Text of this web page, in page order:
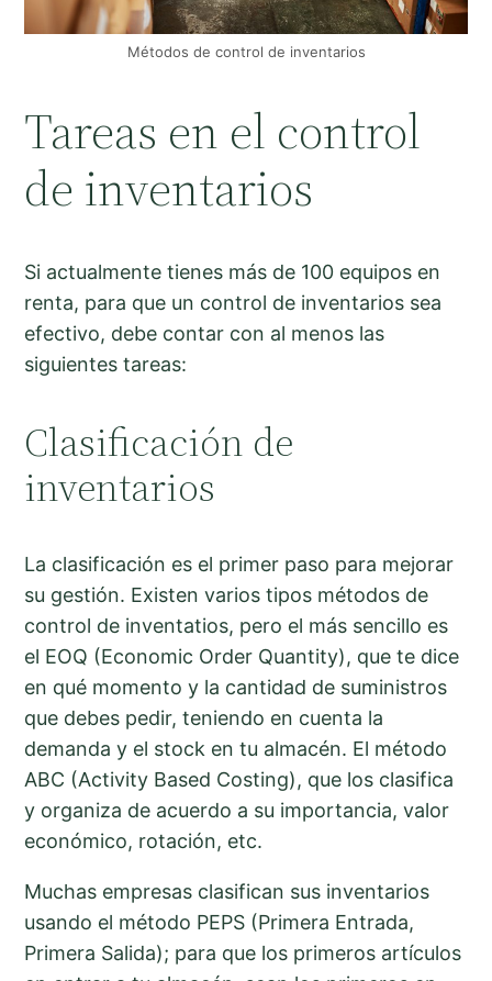
Métodos de control de inventarios
Tareas en el control
de inventarios
Si actualmente tienes más de 100 equipos en
renta, para que un control de inventarios sea
efectivo, debe contar con al menos las
siguientes tareas:
Clasificación de
inventarios
La clasificación es el primer paso para mejorar
su gestión. Existen varios tipos métodos de
control de inventatios, pero el más sencillo es
el EOQ (Economic Order Quantity), que te dice
en qué momento y la cantidad de suministros
que debes pedir, teniendo en cuenta la
demanda y el stock en tu almacén. El método
ABC (Activity Based Costing), que los clasifica
y organiza de acuerdo a su importancia, valor
económico, rotación, etc.
Muchas empresas clasifican sus inventarios
usando el método PEPS (Primera Entrada,
Primera Salida); para que los primeros artículos